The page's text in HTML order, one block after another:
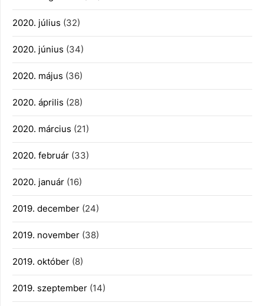
2020. július (32)
2020. június (34)
2020. május (36)
2020. április (28)
2020. március (21)
2020. február (33)
2020. január (16)
2019. december (24)
2019. november (38)
2019. október (8)
2019. szeptember (14)